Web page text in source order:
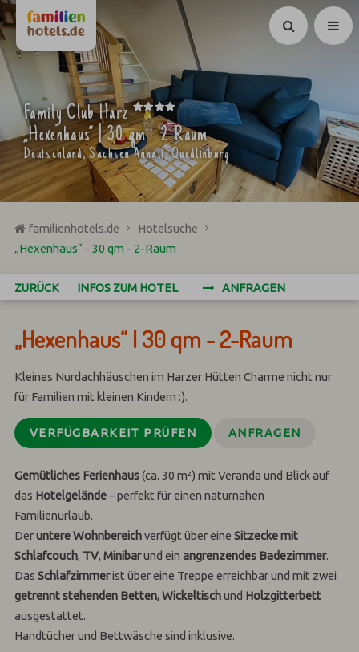
Suchen
Family Club Harz ****
„Hexenhaus“ | 30 qm - 2-Raum
Deutschland, Sachsen-Anhalt, Quedlinburg
familienhotels.de
Hotelsuche
„Hexenhaus“ - 30 qm - 2-Raum
ZURÜCK INFOS ZUM HOTEL ANFRAGEN
„Hexenhaus“ | 30 qm - 2-Raum
Kleines Nurdachhäuschen im Harzer Hütten Charme nicht nur
für Familien mit kleinen Kindern :).
VERFÜGBARKEIT PRÜFEN ANFRAGEN
Gemütliches Ferienhaus(ca. 30 m²) mit Veranda und Blick auf
das Hotelgelände– perfekt für einen naturnahen
Familienurlaub.
Deruntere Wohnbereichverfügt über eineSitzecke mit
Schlafcouch, TV,Minibarund einangrenzendes Badezimmer.
DasSchlafzimmerist über eine Treppe erreichbar und mit zwei
getrennt stehenden Betten, Wickeltischund Holzgitterbett
ausgestattet.
Handtücher und Bettwäsche sind inklusive.